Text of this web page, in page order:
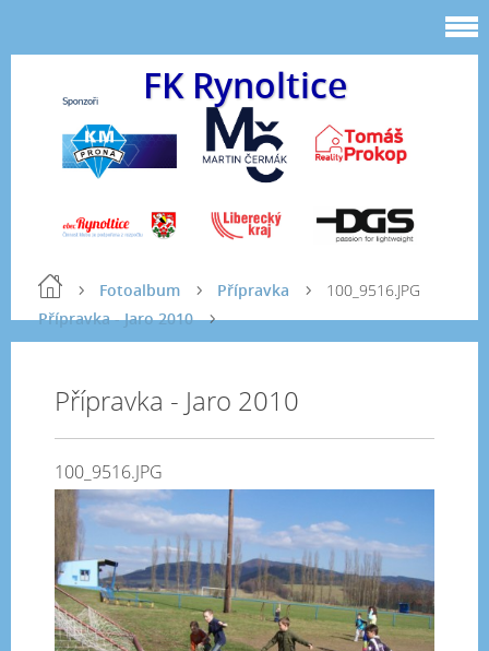
FK Rynoltice
Fotoalbum
Přípravka
Přípravka - Jaro 2010
100_9516.JPG
Přípravka - Jaro 2010
100_9516.JPG